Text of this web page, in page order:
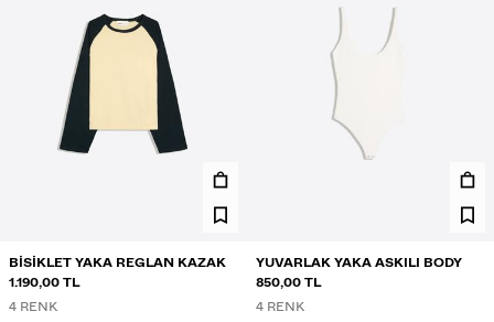
BISIKLET YAKA REGLAN KAZAK
1.190,00 TL
4 RENK
YUVARLAK YAKA ASKILI BODY
850,00 TL
4 RENK